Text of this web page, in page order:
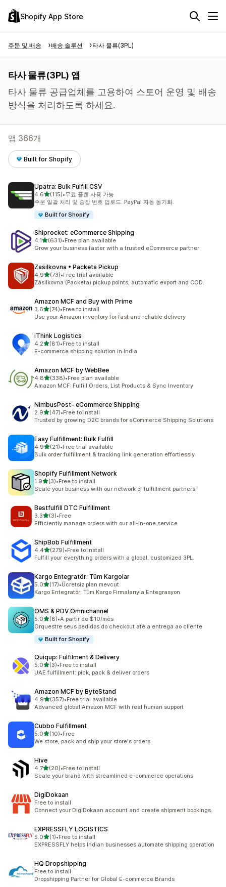
Shopify App Store
주문 및 배송 배송 솔루션 타사 물류(3PL)
타사 물류(3PL) 앱
타사 물류 공급업체를 고용하여 스토어 운영 및 배송
방식을 처리하도록 하세요.
앱 366개
Built for Shopify
Upatra: Bulk Fulfill CSV
4.6별 5개 중
(115)
총 리뷰 115개
•무료 플랜 사용 가능
주문 일괄 처리 및 송장 번호 업로드. PayPal 자동 동기화.
Built for Shopify
Shiprocket: eCommerce Shipping
4.1별 5개 중
(631)
총 리뷰 631개
•Free plan available
Grow your business faster with a trusted eCommerce partner
Zasilkovna • Packeta Pickup
4.9별 5개 중
(73)
총 리뷰 73개
•Free trial available
Zásilkovna (Packeta) pickup points, automatic export and COD.
Amazon MCF and Buy with Prime
3.6별 5개 중
(74)
총 리뷰 74개
•Free to install
Use your Amazon inventory for fast and reliable delivery
iThink Logistics
4.2별 5개 중
(81)
총 리뷰 81개
•Free to install
E-commerce shipping solution in India
Amazon MCF by WebBee
4.8별 5개 중
(338)
총 리뷰 338개
•Free plan available
Amazon MCF: Fulfill Orders, List Products & Sync Inventory
NimbusPost‑ eCommerce Shipping
2.9별 5개 중
(47)
총 리뷰 47개
•Free to install
Trusted by growing D2C brands for eCommerce Shipping Solutions
Easy Fulfillment: Bulk Fulfill
4.9별 5개 중
(21)
총 리뷰 21개
•Free trial available
Bulk order fulfillment & tracking link generation effortlessly
Shopify Fulfillment Network
1.9별 5개 중
(3)
총 리뷰 3개
•Free to install
Scale your business with our network of fulfillment partners
Bestfulfill DTC Fulfillment
3.3별 5개 중
(3)
총 리뷰 3개
•Free
Efficiently manage orders with our all-in-one service
ShipBob Fulfillment
4.4별 5개 중
(279)
총 리뷰 279개
•Free to install
Fulfill your everything orders with a global, customized 3PL.
Kargo Entegratör: Tüm Kargolar
5.0별 5개 중
(17)
총 리뷰 17개
•Ücretsiz plan mevcut
Kargo Entegratör: Tüm Kargo Firmalarıyla Entegrasyon
OMS & PDV Omnichannel
5.0별 5개 중
(8)
총 리뷰 8개
•A partir de $10/mês
Orquestre seus pedidos do checkout até a entrega ao cliente
Built for Shopify
Quiqup: Fulfilment & Delivery
5.0별 5개 중
(3)
총 리뷰 3개
•Free to install
UAE fulfillment: pick, pack & deliver orders
Amazon MCF by ByteStand
4.9별 5개 중
(357)
총 리뷰 357개
•Free trial available
Advanced global Amazon MCF with real human support
Cubbo Fulfillment
5.0별 5개 중
(10)
총 리뷰 10개
•Free
We store, pack and ship your store's orders.
Hive
4.7별 5개 중
(20)
총 리뷰 20개
•Free to install
Scale your brand with streamlined e-commerce operations
DigiDokaan
Free to install
Connect your DigiDokaan account and create shipment bookings.
EXPRESSFLY LOGISTICS
5.0별 5개 중
(1)
총 리뷰 1개
•Free to install
EXPRESSFLY helps Indian businesses automate shipping operation
HQ Dropshipping
Free to install
Dropshipping Partner for Global E-commerce Brands